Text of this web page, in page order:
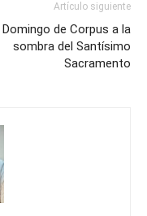
Artículo siguiente
Domingo de Corpus a la
sombra del Santísimo
Sacramento